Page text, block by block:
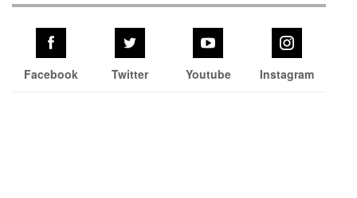
Facebook Twitter Youtube Instagram